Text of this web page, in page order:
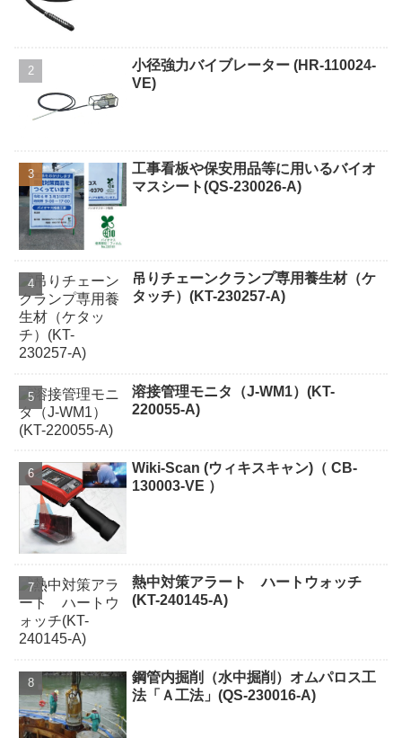
小径強力バイブレーター (HR-110024-
VE)
工事看板や保安用品等に用いるバイオ
マスシート(QS-230026-A)
吊りチェーンクランプ専用養生材（ケ
タッチ）(KT-230257-A)
溶接管理モニタ（J-WM1）(KT-
220055-A)
Wiki-Scan (ウィキスキャン)（ CB-
130003-VE ）
熱中対策アラート ハートウォッチ
(KT-240145-A)
鋼管内掘削（水中掘削）オムパロス工
法「Ａ工法」(QS-230016-A)